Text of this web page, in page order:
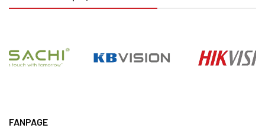
FANPAGE